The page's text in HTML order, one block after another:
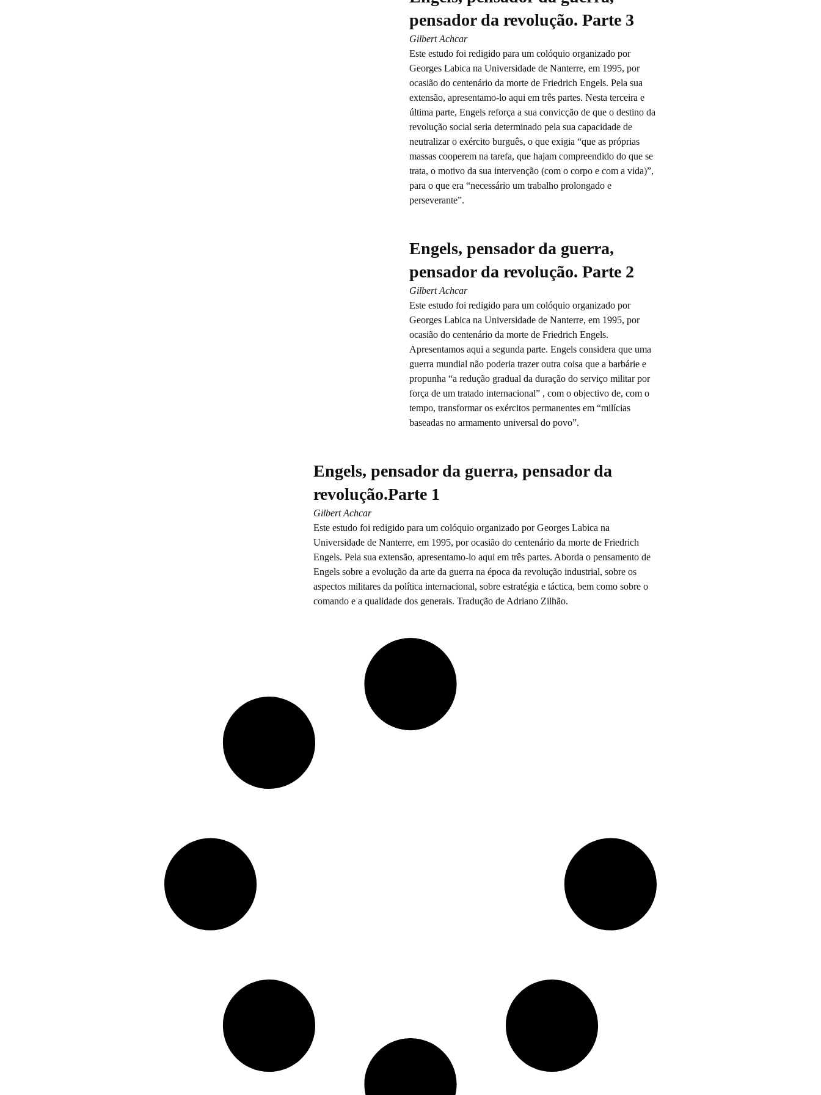
pensador da revolução. Parte 3
Gilbert Achcar
Este estudo foi redigido para um colóquio organizado por
Georges Labica na Universidade de Nanterre, em 1995, por
ocasião do centenário da morte de Friedrich Engels. Pela sua
extensão, apresentamo-lo aqui em três partes. Nesta terceira e
última parte, Engels reforça a sua convicção de que o destino da
revolução social seria determinado pela sua capacidade de
neutralizar o exército burguês, o que exigia “que as próprias
massas cooperem na tarefa, que hajam compreendido do que se
trata, o motivo da sua intervenção (com o corpo e com a vida)”,
para o que era “necessário um trabalho prolongado e
perseverante”.
Engels, pensador da guerra,
pensador da revolução. Parte 2
Gilbert Achcar
Este estudo foi redigido para um colóquio organizado por
Georges Labica na Universidade de Nanterre, em 1995, por
ocasião do centenário da morte de Friedrich Engels.
Apresentamos aqui a segunda parte. Engels considera que uma
guerra mundial não poderia trazer outra coisa que a barbárie e
propunha “a redução gradual da duração do serviço militar por
força de um tratado internacional” , com o objectivo de, com o
tempo, transformar os exércitos permanentes em “milícias
baseadas no armamento universal do povo”.
Engels, pensador da guerra, pensador da
revolução.Parte 1
Gilbert Achcar
Este estudo foi redigido para um colóquio organizado por Georges Labica na
Universidade de Nanterre, em 1995, por ocasião do centenário da morte de Friedrich
Engels. Pela sua extensão, apresentamo-lo aqui em três partes. Aborda o pensamento de
Engels sobre a evolução da arte da guerra na época da revolução industrial, sobre os
aspectos militares da política internacional, sobre estratégia e táctica, bem como sobre o
comando e a qualidade dos generais. Tradução de Adriano Zilhão.